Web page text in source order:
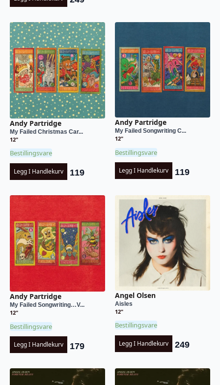
Andy Partridge
My Failed Christmas Car...
12"
Bestillingsvare
Legg I Handlekurv 119
Andy Partridge
My Failed Songwriting C...
12"
Bestillingsvare
Legg I Handlekurv 119
Andy Partridge
My Failed Songwriting…V...
12"
Bestillingsvare
Legg I Handlekurv 179
Angel Olsen
Aisles
12"
Bestillingsvare
Legg I Handlekurv 249